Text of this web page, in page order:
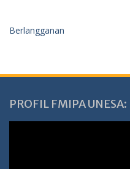
Berlangganan
PROFIL FMIPA UNESA: